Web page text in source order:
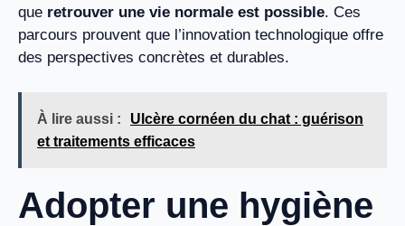
que retrouver une vie normale est possible. Ces
parcours prouvent que l’innovation technologique offre
des perspectives concrètes et durables.
À lire aussi :
Ulcère cornéen du chat : guérison
et traitements efficaces
Adopter une hygiène